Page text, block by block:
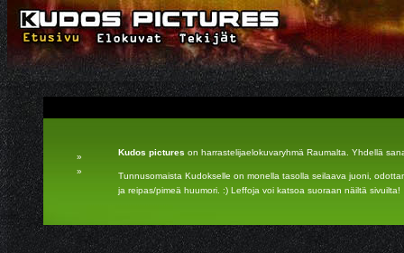
»
»
Kudos pictures on harrastelijaelokuvaryhmä Raumalta. Yhdellä
Tunnusomaista Kudokselle on monella tasolla seilaava juoni,
ja reipas/pimeä huumori. :) Leffoja voi katsoa suoraan näiltä sivuilta!